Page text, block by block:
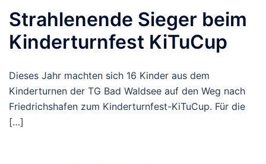
Strahlenende Sieger beim
Kinderturnfest KiTuCup
Dieses Jahr machten sich 16 Kinder aus dem
Kinderturnen der TG Bad Waldsee auf den Weg nach
Friedrichshafen zum Kinderturnfest-KiTuCup. Für die
[…]